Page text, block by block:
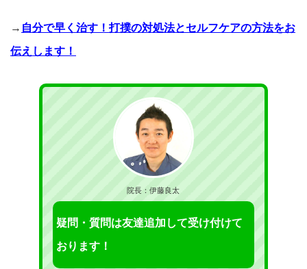
→ 自分で早く治す！打撲の対処法とセルフケアの方法をお
伝えします！
院長：伊藤良太
疑問・質問は友達追加して受け付けて
おります！